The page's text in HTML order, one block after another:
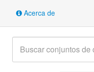
Acerca de